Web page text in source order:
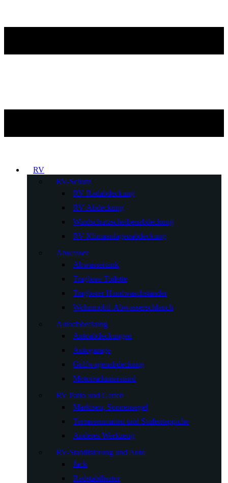
RV
RV-Schutz
RV Radabdeckung
RV-Abdeckung
Windschutzscheibenabdeckung
RV-Klimaanlagenabdeckung
Abwasser
Abwassertank
Tragbare Toilette
Tragbarer Handwaschständer
Wohnmobil-Abwasserschlauch
Autoabdeckung
Autoabdeckungen
Autogarage
Golfwagenabdeckung
Motorradunterstand
RV Patio und Garten
Markisen, Sonnensegel
Terrassenmatten und Stufenteppiche
Anderes Werkzeug
RV-Stabilisierung und Auto
Jack
Radstabilisator